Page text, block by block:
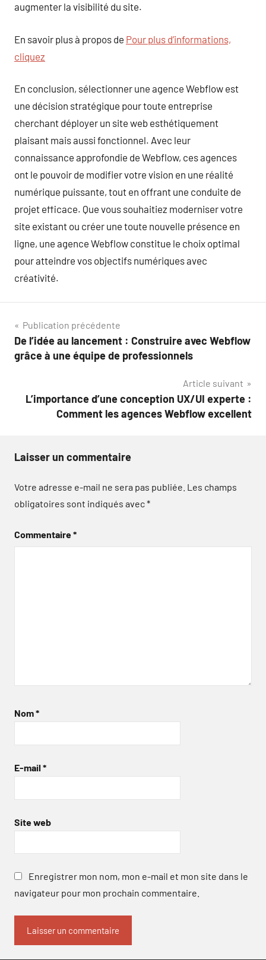
augmenter la visibilité du site.
En savoir plus à propos de Pour plus d’informations,
cliquez
En conclusion, sélectionner une agence Webflow est
une décision stratégique pour toute entreprise
cherchant déployer un site web esthétiquement
plaisant mais aussi fonctionnel. Avec leur
connaissance approfondie de Webflow, ces agences
ont le pouvoir de modifier votre vision en une réalité
numérique puissante, tout en offrant une conduite de
projet efficace. Que vous souhaitiez moderniser votre
site existant ou créer une toute nouvelle présence en
ligne, une agence Webflow constitue le choix optimal
pour atteindre vos objectifs numériques avec
créativité.
Navigation
de
Publication précédente
De l’idée au lancement : Construire avec Webflow
grâce à une équipe de professionnels
Article suivant
L’importance d’une conception UX/UI experte :
Comment les agences Webflow excellent
Laisser un commentaire
Votre adresse e-mail ne sera pas publiée. Les champs
obligatoires sont indiqués avec*
Commentaire*
Nom*
E-mail *
Site web
Enregistrer mon nom, mon e-mail et mon site dans le
navigateur pour mon prochain commentaire.